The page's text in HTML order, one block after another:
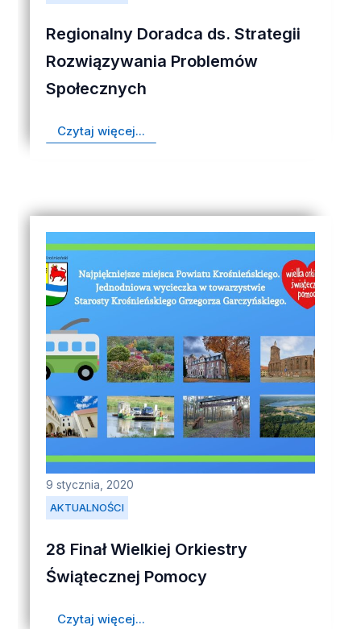
Regionalny Doradca ds. Strategii
Rozwiązywania Problemów
Społecznych
Czytaj więcej...
AKTUALNOŚCI
9 stycznia, 2020
28 Finał Wielkiej Orkiestry
Świątecznej Pomocy
Czytaj więcej...